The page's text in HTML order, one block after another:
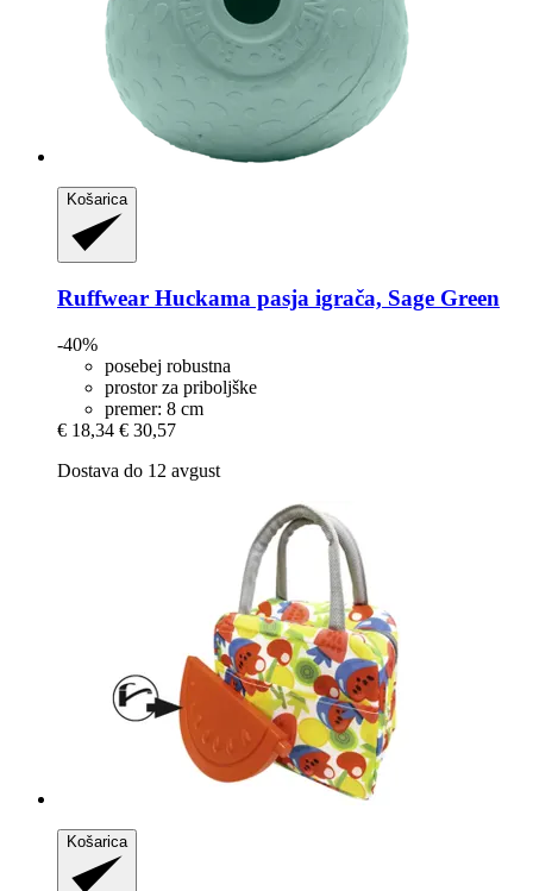
Košarica
Ruffwear Huckama pasja igrača, Sage Green
-40%
posebej robustna
prostor za priboljške
premer: 8 cm
€ 18,34 € 30,57
Dostava do 12 avgust
Košarica